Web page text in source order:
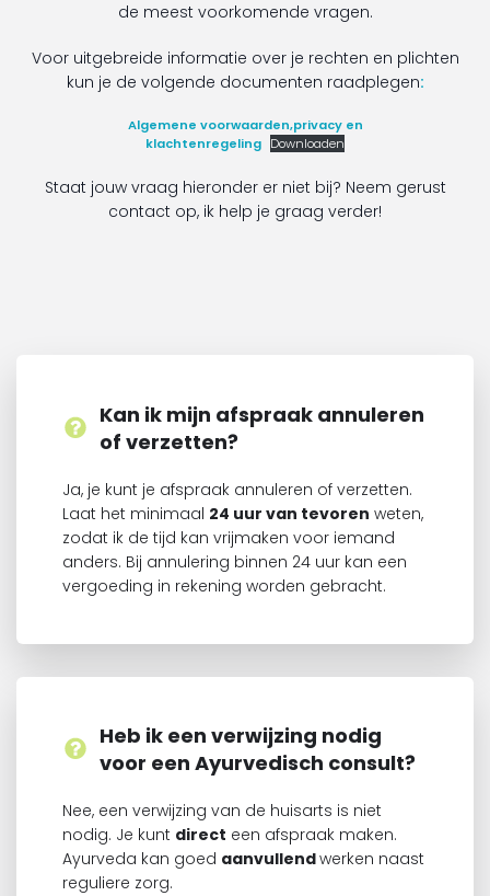
de meest voorkomende vragen.
Voor uitgebreide informatie over je rechten en plichten
kun je de volgende documenten raadplegen:
Algemene voorwaarden,privacy en
klachtenregeling Downloaden
Staat jouw vraag hieronder er niet bij? Neem gerust
contact op, ik help je graag verder!
Kan ik mijn afspraak annuleren
of verzetten?
Ja, je kunt je afspraak annuleren of verzetten.
Laat het minimaal 24 uur van tevoren weten,
zodat ik de tijd kan vrijmaken voor iemand
anders. Bij annulering binnen 24 uur kan een
vergoeding in rekening worden gebracht.
Heb ik een verwijzing nodig
voor een Ayurvedisch consult?
Nee, een verwijzing van de huisarts is niet
nodig. Je kunt direct een afspraak maken.
Ayurveda kan goed aanvullendwerken naast
reguliere zorg.